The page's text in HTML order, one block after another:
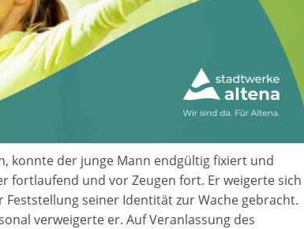
konnte der junge Mann endgültig fixiert und
fortlaufend und vor Zeugen fort. Er weigerte sich
seiner Identität zur Wache gebracht.
verweigerte er. Auf Veranlassung des